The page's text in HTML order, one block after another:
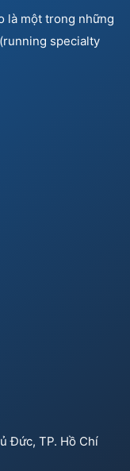
là một trong những
specialty
Đức, TP. Hồ Chí